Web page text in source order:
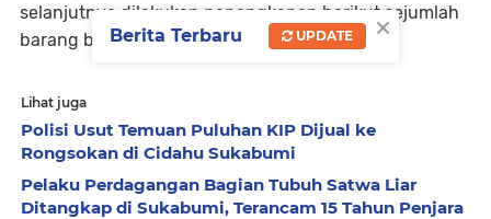
selanjutnya dilakukan penangkapan berikut sejumlah
barang buktinya.
Lihat juga
Polisi Usut Temuan Puluhan KIP Dijual ke
Rongsokan di Cidahu Sukabumi
Pelaku Perdagangan Bagian Tubuh Satwa Liar
Ditangkap di Sukabumi, Terancam 15 Tahun Penjara
×
Berita Terbaru UPDATE